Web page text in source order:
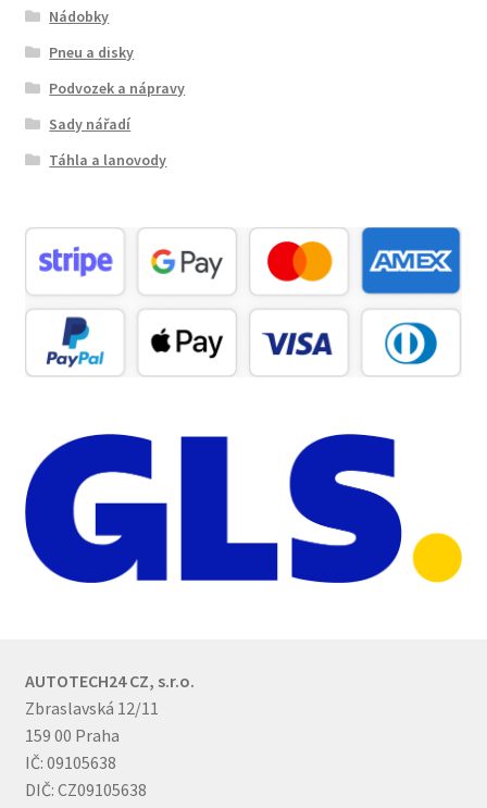
Nádobky
Pneu a disky
Podvozek a nápravy
Sady nářadí
Táhla a lanovody
AUTOTECH24 CZ, s.r.o.
Zbraslavská 12/11
159 00 Praha
IČ: 09105638
DIČ: CZ09105638